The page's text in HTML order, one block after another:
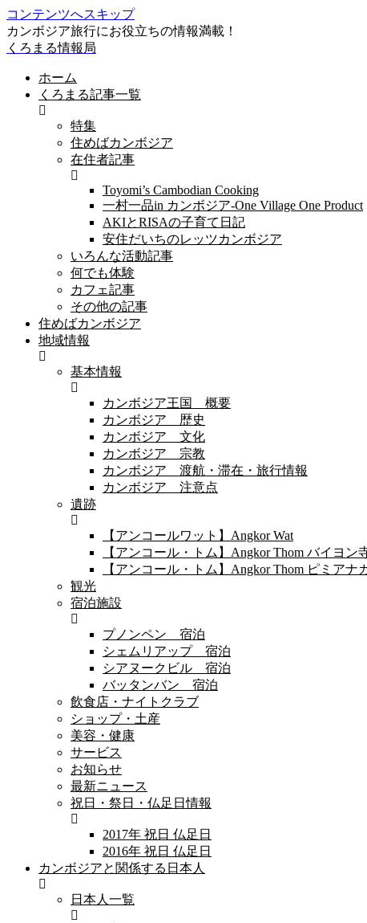
コンテンツへスキップ
カンボジア旅行にお役立ちの情報満載！
くろまる情報局
ホーム
くろまる記事一覧
特集
住めばカンボジア
在住者記事
Toyomi’s Cambodian Cooking
一村一品in カンボジア-One Village One Product
AKIとRISAの子育て日記
安住だいちのレッツカンボジア
いろんな活動記事
何でも体験
カフェ記事
その他の記事
住めばカンボジア
地域情報
基本情報
カンボジア王国 概要
カンボジア 歴史
カンボジア 文化
カンボジア 宗教
カンボジア 渡航・滞在・旅行情報
カンボジア 注意点
遺跡
【アンコールワット】Angkor Wat
【アンコール・トム】Angkor Thom バイヨン
【アンコール・トム】Angkor Thom ピミア
観光
宿泊施設
プノンペン 宿泊
シェムリアップ 宿泊
シアヌークビル 宿泊
バッタンバン 宿泊
飲食店・ナイトクラブ
ショップ・土産
美容・健康
サービス
お知らせ
最新ニュース
祝日・祭日・仏足日情報
2017年 祝日 仏足日
2016年 祝日 仏足日
カンボジアと関係する日本人
日本人一覧